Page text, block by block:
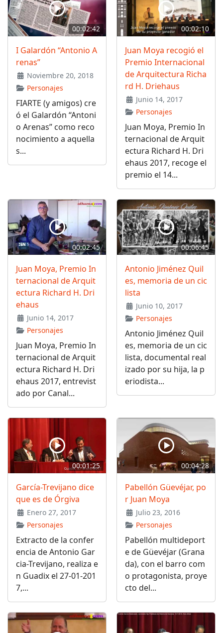
00:02:42
I Galardón “Antonio A
renas”
Noviembre 20, 2018
Personajes
FIARTE (y amigos) cre
ó el Galardón “Antoni
o Arenas” como reco
nocimiento a aquella
s...
00:02:10
Juan Moya recogió el
Premio Internacional
de Arquitectura Richa
rd H. Driehaus
Junio 14, 2017
Personajes
Juan Moya, Premio In
ternacional de Arquit
ectura Richard H. Dri
ehaus 2017, recoge el
premio el 14...
00:02:45
Juan Moya, Premio In
ternacional de Arquit
ectura Richard H. Dri
ehaus
Junio 14, 2017
Personajes
Juan Moya, Premio In
ternacional de Arquit
ectura Richard H. Dri
ehaus 2017, entrevist
ado por Canal...
00:06:45
Antonio Jiménez Quil
es, memoria de un cic
lista
Junio 10, 2017
Personajes
Antonio Jiménez Quil
es, memoria de un cic
lista, documental real
izado por su hija, la p
eriodista...
00:01:25
García-Trevijano dice
que es de Órgiva
Enero 27, 2017
Personajes
Extracto de la confer
encia de Antonio Gar
cia-Trevijano, realiza e
n Guadix el 27-01-201
7,...
00:04:28
Pabellón Güevéjar, po
r Juan Moya
Julio 23, 2016
Personajes
Pabellón multideport
e de Güevéjar (Grana
da), con el barro com
o protagonista, proye
cto del...